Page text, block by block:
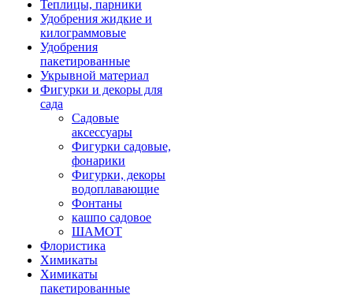
Теплицы, парники
Удобрения жидкие и
килограммовые
Удобрения
пакетированные
Укрывной материал
Фигурки и декоры для
сада
Садовые
аксессуары
Фигурки садовые,
фонарики
Фигурки, декоры
водоплавающие
Фонтаны
кашпо садовое
ШАМОТ
Флористика
Химикаты
Химикаты
пакетированные